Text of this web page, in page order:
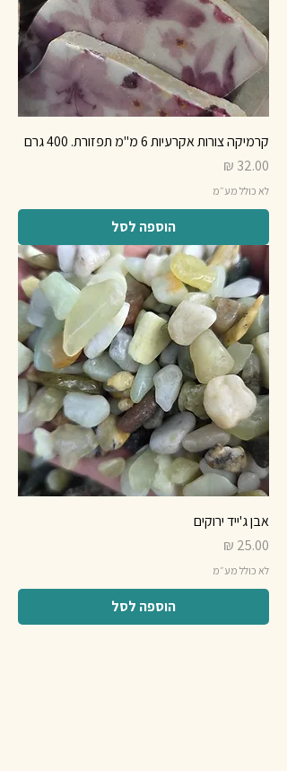
קרמיקה צורות אקרעיות 6 מ"מ תפזורת. 400 גרם
מחיר
לא כולל מע״מ
הוספה לסל
אבן ג'ייד ירוקים
מחיר
לא כולל מע״מ
הוספה לסל